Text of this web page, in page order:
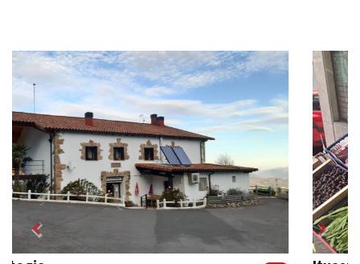
Previous Next